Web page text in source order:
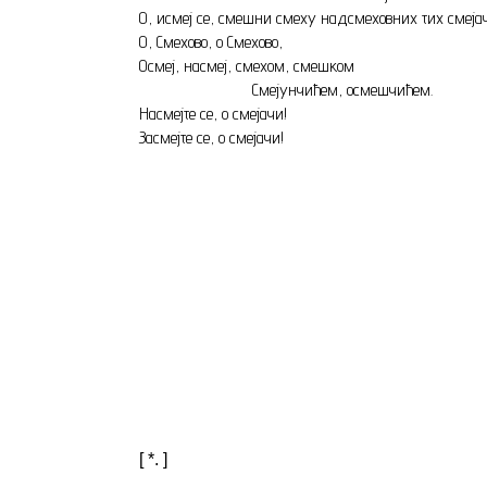
О, исмеј се, смешни смеху надсмеховних тих
О, Смехово, о Смехово,
Осмеј, насмеј, смехом, смешком
Смејунчићем, осмешчићем.
Насмејте се, о смејачи!
Засмејте се, о смејачи!
[ *. ]